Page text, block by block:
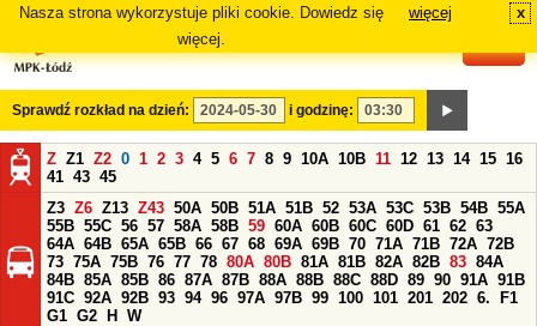
Nasza strona wykorzystuje pliki cookie. Dowiedz się
więcej.
więcej x
Sprawdź rozkład na dzień: i godzinę:
Z Z1 Z2 0 1 2 3 4 5 6 7 8 9 10A 10B 11 12 13 14 15 16
41 43 45
Z3 Z6 Z13 Z43 50A 50B 51A 51B 52 53A 53C 53B 54B 55A
55B 55C 56 57 58A 58B 59 60A 60B 60C 60D 61 62 63
64A 64B 65A 65B 66 67 68 69A 69B 70 71A 71B 72A 72B
73 75A 75B 76 77 78 80A 80B 81A 81B 82A 82B 83 84A
84B 85A 85B 86 87A 87B 88A 88B 88C 88D 89 90 91A 91B
91C 92A 92B 93 94 96 97A 97B 99 100 101 201 202 6.
F1
G1 G2 H
W